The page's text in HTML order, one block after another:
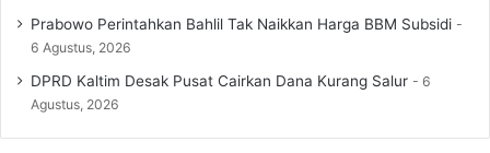
Prabowo Perintahkan Bahlil Tak Naikkan Harga BBM Subsidi
6 Agustus, 2026
DPRD Kaltim Desak Pusat Cairkan Dana Kurang Salur
6
Agustus, 2026